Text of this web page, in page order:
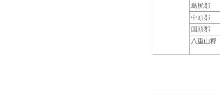
島尻郡
中頭郡
国頭郡
八重山郡